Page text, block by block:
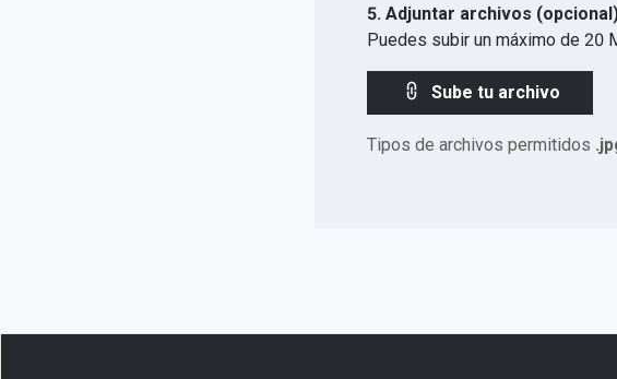
5. Adjuntar archivos
Puedes subir un máximo de 20
Sube tu archivo
Tipos de archivos permitidos